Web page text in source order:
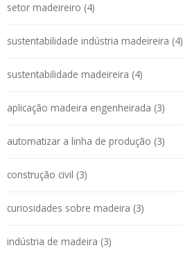
setor madeireiro (4)
sustentabilidade indústria madeireira (4)
sustentabilidade madeireira (4)
aplicação madeira engenheirada (3)
automatizar a linha de produção (3)
construção civil (3)
curiosidades sobre madeira (3)
indústria de madeira (3)